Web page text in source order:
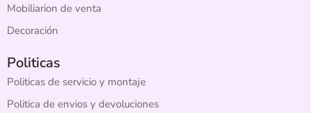
Mobiliarion de venta
Decoración
Politicas
Politicas de servicio y montaje
Politica de envios y devoluciones